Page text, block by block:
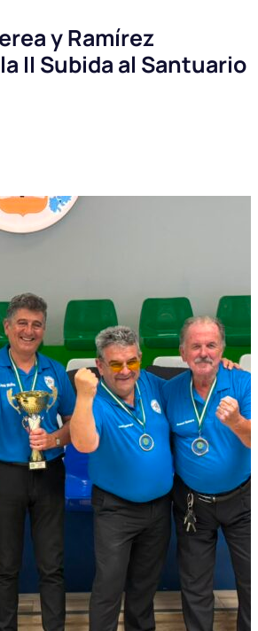
y Ramírez
II Subida al Santuario